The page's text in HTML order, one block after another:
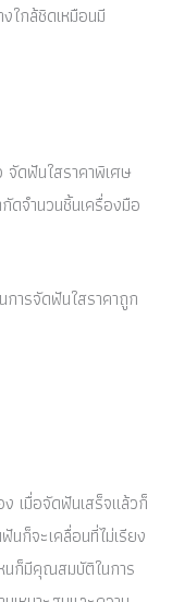
ใกล้ชิดเหมือนมี
จัดฟันใสราคาพิเศษ
จำนวนชิ้นเครื่องมือ
การจัดฟันใสราคาถูก
เมื่อจัดฟันเสร็จแล้วก็
นก็จะเคลื่อนที่ไม่เรียง
นก็มีคุณสมบัติในการ